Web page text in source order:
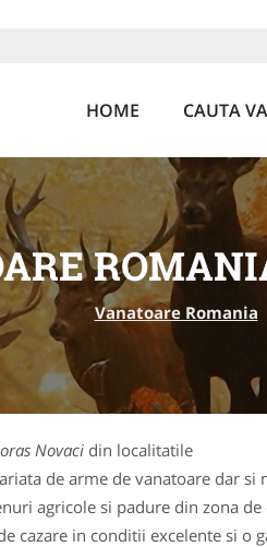
HOME CAUTA
Vanatoare Romania
Novaci din localitatile
de arme de vanatoare dar
agricole si padure din zona
cazare in conditii excelente si o